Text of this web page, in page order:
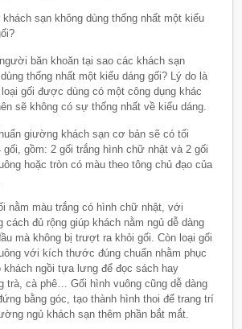
sạn không dùng thống nhất một kiểu
băn khoăn tại sao các khách sạn
thống nhất một kiểu dáng gối? Lý do là
gối được dùng có một công dụng khác
sẽ không có sự thống nhất về kiểu dáng.
giường khách sạn cơ bản sẽ có tối
gối, gồm: 2 gối trắng hình chữ nhật và 2 gối
hoặc tròn có màu theo tông chủ đạo của
nằm màu trắng có hình chữ nhật, với
cách đủ rộng giúp khách nằm ngủ dễ dàng
mà không bị trượt ra khỏi gối. Còn loại gối
với kích thước đúng chuẩn nhằm phục
khách ngồi tựa lưng để đọc sách hay
trà, cà phê… Gối hình vuông cũng dễ dàng
bằng góc, tạo thành hình thoi để trang trí
ngủ khách sạn thêm phần bắt mắt.